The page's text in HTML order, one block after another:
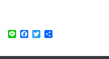
Line Facebook
Twitter